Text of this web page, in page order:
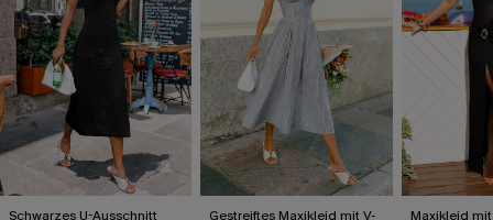
Schwarzes U-Ausschnitt Gestreiftes Maxikleid mit V- Maxikleid mit